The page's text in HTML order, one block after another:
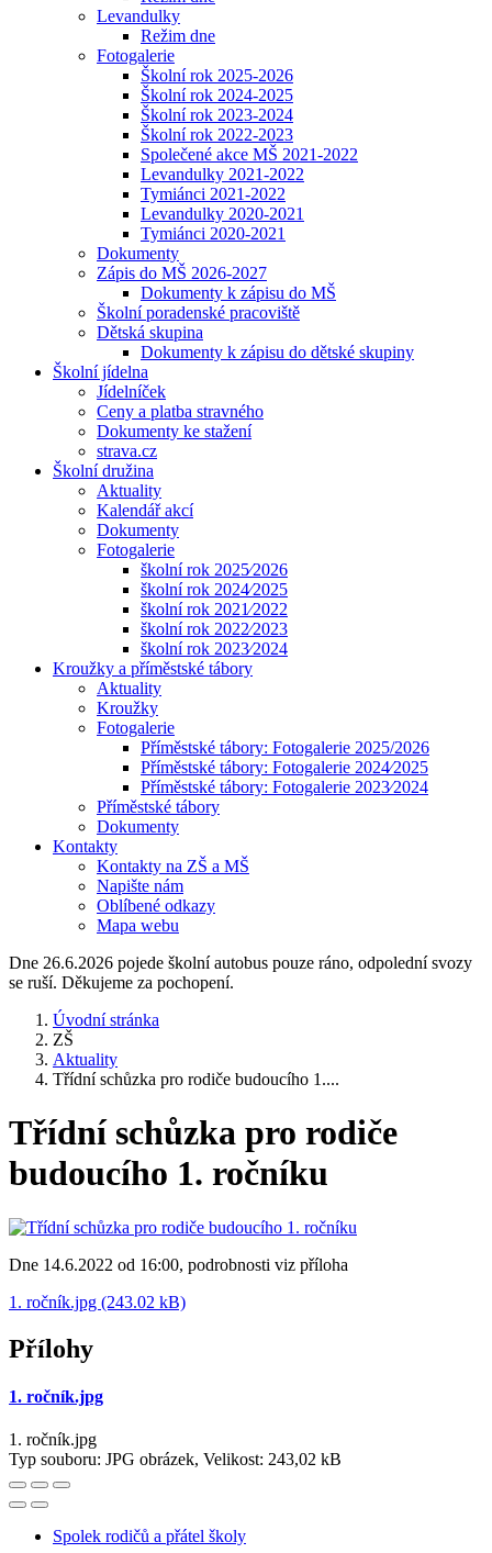
Levandulky
Režim dne
Fotogalerie
Školní rok 2025-2026
Školní rok 2024-2025
Školní rok 2023-2024
Školní rok 2022-2023
Společené akce MŠ 2021-2022
Levandulky 2021-2022
Tymiánci 2021-2022
Levandulky 2020-2021
Tymiánci 2020-2021
Dokumenty
Zápis do MŠ 2026-2027
Dokumenty k zápisu do MŠ
Školní poradenské pracoviště
Dětská skupina
Dokumenty k zápisu do dětské skupiny
Školní jídelna
Jídelníček
Ceny a platba stravného
Dokumenty ke stažení
strava.cz
Školní družina
Aktuality
Kalendář akcí
Dokumenty
Fotogalerie
školní rok 2025⁄2026
školní rok 2024⁄2025
školní rok 2021⁄2022
školní rok 2022⁄2023
školní rok 2023⁄2024
Kroužky a příměstské tábory
Aktuality
Kroužky
Fotogalerie
Příměstské tábory: Fotogalerie 2025/2026
Příměstské tábory: Fotogalerie 2024⁄2025
Příměstské tábory: Fotogalerie 2023⁄2024
Příměstské tábory
Dokumenty
Kontakty
Kontakty na ZŠ a MŠ
Napište nám
Oblíbené odkazy
Mapa webu
Dne 26.6.2026 pojede školní autobus pouze ráno, odpolední svozy
se ruší. Děkujeme za pochopení.
Úvodní stránka
ZŠ
Aktuality
Třídní schůzka pro rodiče budoucího 1....
Třídní schůzka pro rodiče
budoucího 1. ročníku
Dne 14.6.2022 od 16:00, podrobnosti viz příloha
1. ročník.jpg (243.02 kB)
Přílohy
1. ročník.jpg
1. ročník.jpg
Typ souboru: JPG obrázek, Velikost: 243,02 kB
Spolek rodičů a přátel školy